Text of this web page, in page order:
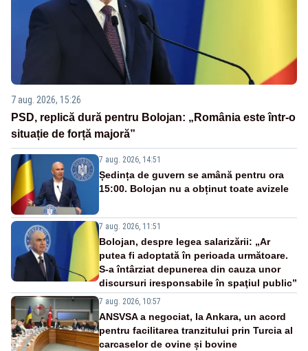
7 aug. 2026, 15:26
PSD, replică dură pentru Bolojan: „România este într-o
situație de forță majoră”
7 aug. 2026, 14:51
Ședința de guvern se amână pentru ora
15:00. Bolojan nu a obținut toate avizele
7 aug. 2026, 11:51
Bolojan, despre legea salarizării: „Ar
putea fi adoptată în perioada următoare.
S-a întârziat depunerea din cauza unor
discursuri iresponsabile în spaţiul public”
7 aug. 2026, 10:57
ANSVSA a negociat, la Ankara, un acord
pentru facilitarea tranzitului prin Turcia al
carcaselor de ovine și bovine